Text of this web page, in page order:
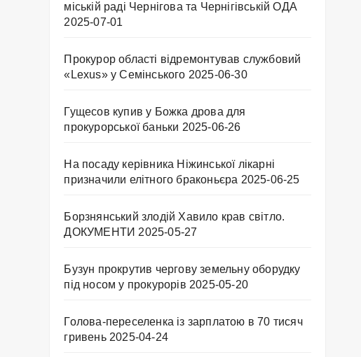
міській раді Чернігова та Чернігівській ОДА
2025-07-01
Прокурор області відремонтував службовий
«Lexus» у Семінського 2025-06-30
Гущесов купив у Божка дрова для
прокурорської баньки 2025-06-26
На посаду керівника Ніжинської лікарні
призначили елітного браконьєра 2025-06-25
Борзнянський злодій Хавило крав світло.
ДОКУМЕНТИ 2025-05-27
Бузун прокрутив чергову земельну оборудку
під носом у прокурорів 2025-05-20
Голова-переселенка із зарплатою в 70 тисяч
гривень 2025-04-24